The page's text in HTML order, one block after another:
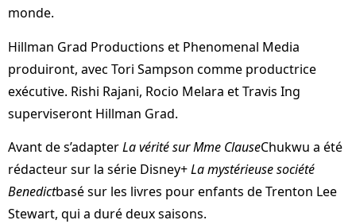
monde.
Hillman Grad Productions et Phenomenal Media
produiront, avec Tori Sampson comme productrice
exécutive. Rishi Rajani, Rocio Melara et Travis Ing
superviseront Hillman Grad.
Avant de s’adapterLa vérité sur Mme ClauseChukwu a été
rédacteur sur la série Disney+La mystérieuse société
Benedictbasé sur les livres pour enfants de Trenton Lee
Stewart, qui a duré deux saisons.